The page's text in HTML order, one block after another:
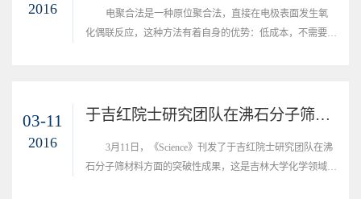
2016
电聚合法是一种原位聚合法，直接在电极表面发生氧
化偶联反应，这种方法有着自身的优势：低成本，不需要催
03-11
2016
于吉红院士研究团队在沸石分子筛材料方面的突破性成果在《Science》上发表
3月11日，《Science》刊发了于吉红院士研究团队在沸
石分子筛材料方面的突破性成果，这是吉林大学化学领域研